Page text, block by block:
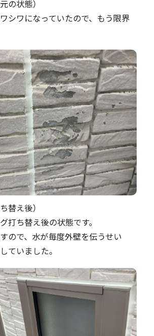
の状態）
シワになっていたので、もう限界
替え後）
打ち替え後の状態です。
ので、水が毎度外壁を伝うせい
ていました。